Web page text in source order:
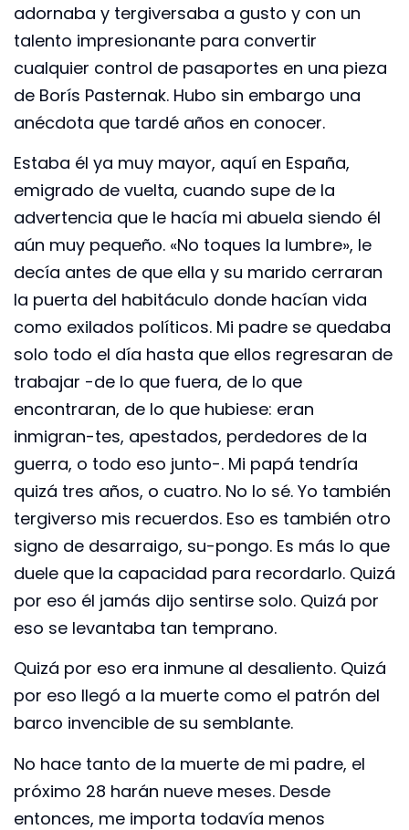
adornaba y tergiversaba a gusto y con un
talento impresionante para convertir
cualquier control de pasaportes en una pieza
de Borís Pasternak. Hubo sin embargo una
anécdota que tardé años en conocer.
Estaba él ya muy mayor, aquí en España,
emigrado de vuelta, cuando supe de la
advertencia que le hacía mi abuela siendo él
aún muy pequeño. «No toques la lumbre», le
decía antes de que ella y su marido cerraran
la puerta del habitáculo donde hacían vida
como exilados políticos. Mi padre se quedaba
solo todo el día hasta que ellos regresaran de
trabajar -de lo que fuera, de lo que
encontraran, de lo que hubiese: eran
inmigran-tes, apestados, perdedores de la
guerra, o todo eso junto-. Mi papá tendría
quizá tres años, o cuatro. No lo sé. Yo también
tergiverso mis recuerdos. Eso es también otro
signo de desarraigo, su-pongo. Es más lo que
duele que la capacidad para recordarlo. Quizá
por eso él jamás dijo sentirse solo. Quizá por
eso se levantaba tan temprano.
Quizá por eso era inmune al desaliento. Quizá
por eso llegó a la muerte como el patrón del
barco invencible de su semblante.
No hace tanto de la muerte de mi padre, el
próximo 28 harán nueve meses. Desde
entonces, me importa todavía menos